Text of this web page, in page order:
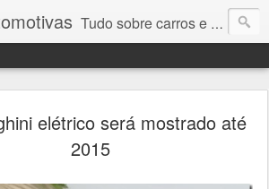
Tudo sobre carros e motores
elétrico será mostrado até
2015